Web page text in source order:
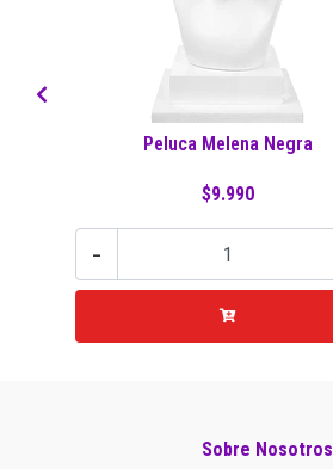
Peluca Melena Negra
$9.990
-
Sobre Nosotros